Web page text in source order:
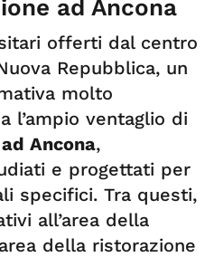
ad Ancona
offerti dal centro
Repubblica, un
molto
l’ampio ventaglio di
Ancona,
e progettati per
specifici. Tra questi,
all’area della
della ristorazione